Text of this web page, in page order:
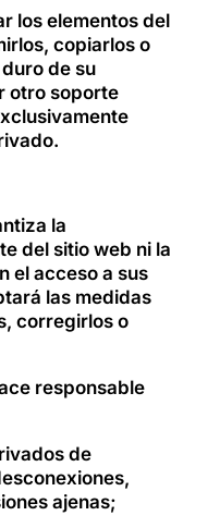
los elementos del
copiarlos o
de su
otro soporte
la
del sitio web ni la
el acceso a sus
las medidas
corregirlos o
responsable
de
ajenas;